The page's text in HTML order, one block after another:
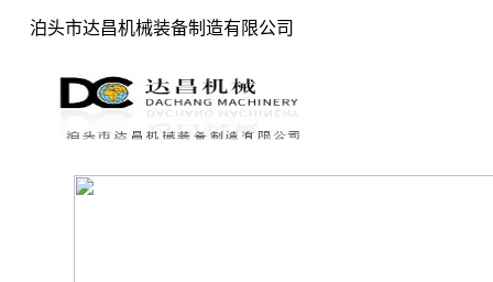
泊头市达昌机械装备制造有限公司